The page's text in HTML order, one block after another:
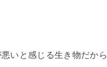
いと感じる生き物だから